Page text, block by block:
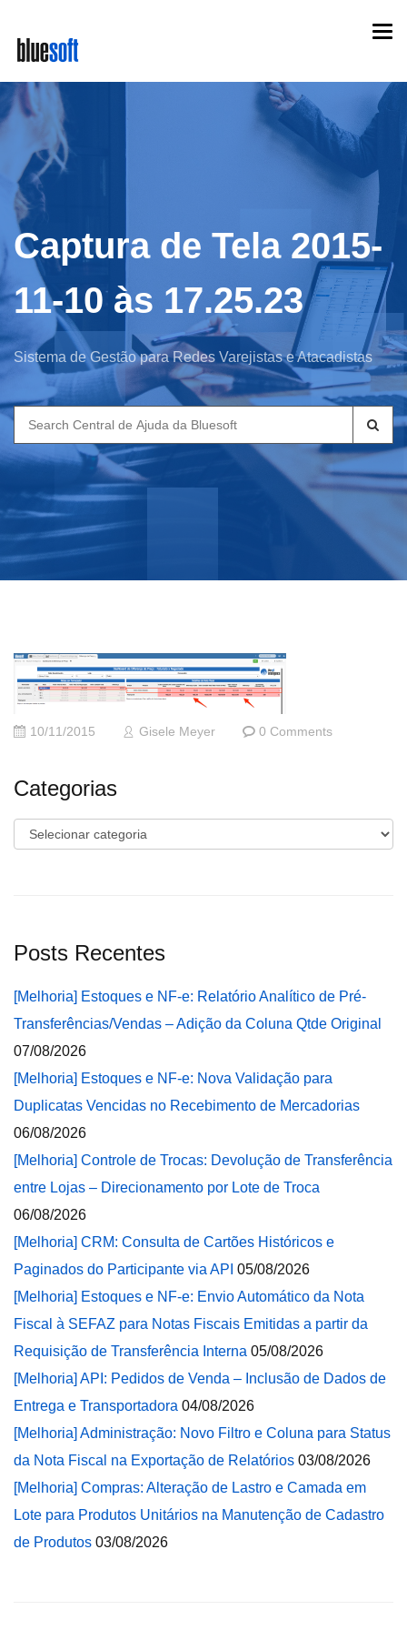
main
content
Captura de Tela 2015-
11-10 às 17.25.23
Sistema de Gestão para Redes Varejistas e Atacadistas
Search
for:
10/11/2015 Gisele Meyer 0 Comments
Categorias
Categorias
Posts Recentes
[Melhoria] Estoques e NF-e: Relatório Analítico de Pré-
Transferências/Vendas – Adição da Coluna Qtde Original
07/08/2026
[Melhoria] Estoques e NF-e: Nova Validação para
Duplicatas Vencidas no Recebimento de Mercadorias
06/08/2026
[Melhoria] Controle de Trocas: Devolução de Transferência
entre Lojas – Direcionamento por Lote de Troca
06/08/2026
[Melhoria] CRM: Consulta de Cartões Históricos e
Paginados do Participante via API 05/08/2026
[Melhoria] Estoques e NF-e: Envio Automático da Nota
Fiscal à SEFAZ para Notas Fiscais Emitidas a partir da
Requisição de Transferência Interna 05/08/2026
[Melhoria] API: Pedidos de Venda – Inclusão de Dados de
Entrega e Transportadora 04/08/2026
[Melhoria] Administração: Novo Filtro e Coluna para Status
da Nota Fiscal na Exportação de Relatórios 03/08/2026
[Melhoria] Compras: Alteração de Lastro e Camada em
Lote para Produtos Unitários na Manutenção de Cadastro
de Produtos 03/08/2026